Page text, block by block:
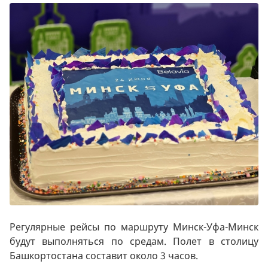
Регулярные рейсы по маршруту Минск-Уфа-Минск
будут выполняться по средам. Полет в столицу
Башкортостана составит около 3 часов.